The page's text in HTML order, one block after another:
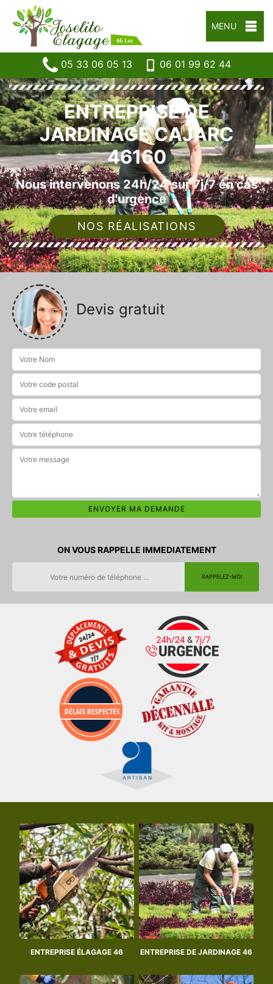
MENU
05 33 06 05 13 06 01 99 62 44
ENTREPRISE DE
JARDINAGE CAJARC
46160
Nous intervenons 24h/24 sur 7j/7 en cas
d'urgence
NOS RÉALISATIONS
Devis gratuit
ON VOUS RAPPELLE IMMEDIATEMENT
ENTREPRISE ÉLAGAGE 46 ENTREPRISE DE JARDINAGE 46